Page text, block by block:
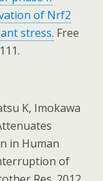
of Nrf2
stress. Free
K, Imokawa
in Human
of